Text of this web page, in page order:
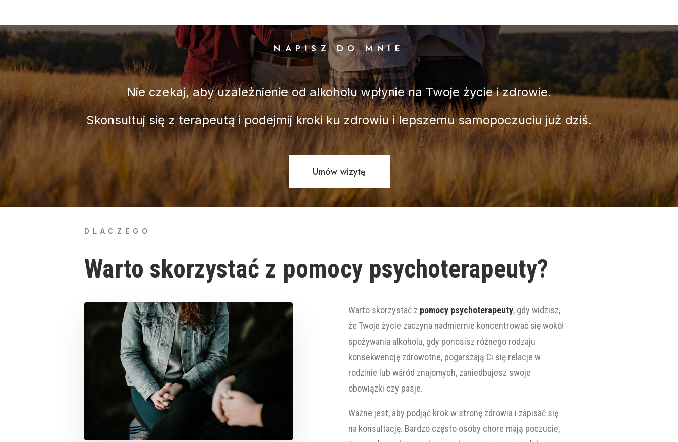
NAPISZ DO MNIE
Nie czekaj, aby uzależnienie od alkoholu wpłynie na Twoje życie i zdrowie.
Skonsultuj się z terapeutą i podejmij kroki ku zdrowiu i lepszemu samopoczuciu już dziś.
Umów wizytę
DLACZEGO
Warto skorzystać z pomocy psychoterapeuty?
Warto skorzystać z pomocy psychoterapeuty, gdy widzisz,
że Twoje życie zaczyna nadmiernie koncentrować się wokół
spożywania alkoholu, gdy ponosisz różnego rodzaju
konsekwencję zdrowotne, pogarszają Ci się relacje w
rodzinie lub wśród znajomych, zaniedbujesz swoje
obowiązki czy pasje.
Ważne jest, aby podjąć krok w stronę zdrowia i zapisać się
na konsultację. Bardzo często osoby chore mają poczucie,